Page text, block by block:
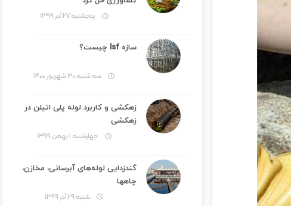
پنجشنبه ۲۷ آذر ۱۳۹۹
سازه lsf چیست؟
سه شنبه ۳۰ شهریور ۱۴۰۰
زهکشی و کاربرد لوله پلی اتیلن در
زهکشی
چهارشنبه ۱ بهمن ۱۳۹۹
گندزدایی لوله‌های آبرسانی، مخازن،
چاهها
شنبه ۲۹ آذر ۱۳۹۹